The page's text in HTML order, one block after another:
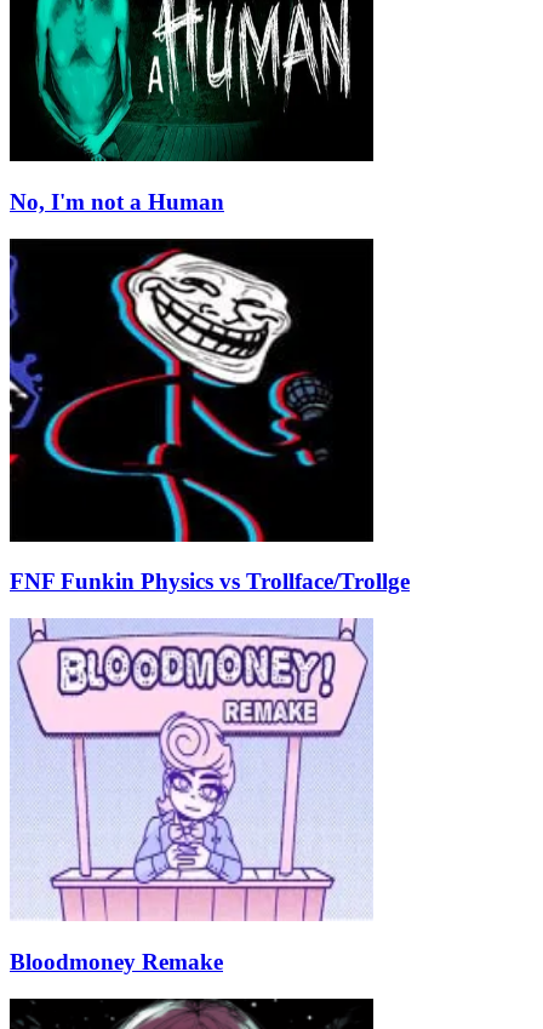
No, I'm not a Human
FNF Funkin Physics vs Trollface/Trollge
Bloodmoney Remake